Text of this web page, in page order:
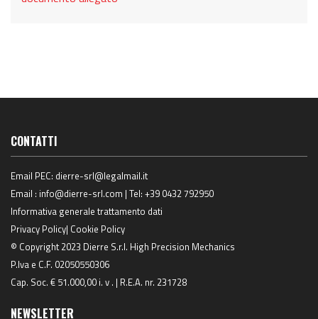
CONTATTI
Email PEC: dierre-srl@legalmail.it
Email : info@dierre-srl.com | Tel: +39 0432 792950
Informativa generale trattamento dati
Privacy Policy| Cookie Policy
© Copyright 2023 Dierre S.r.l. High Precision Mechanics
P.Iva e C.F. 02050550306
Cap. Soc. € 51.000,00 i. v . | R.E.A. nr. 231728
NEWSLETTER